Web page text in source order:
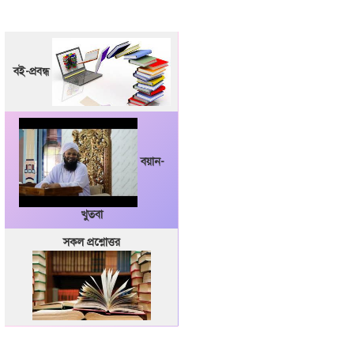
বই-প্রবন্ধ
বয়ান-
খুতবা
সকল প্রশ্নোত্তর